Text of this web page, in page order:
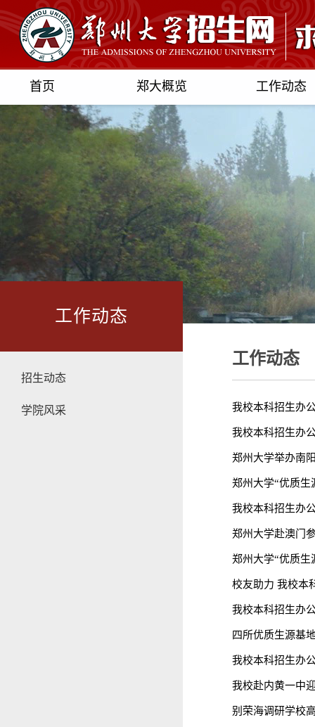
首页 郑大概览 工作动态
工作动态
招生动态
学院风采
工作动态
我校本科招生办
我校本科招生办
郑州大学举办南
郑州大学“优质生
我校本科招生办
郑州大学赴澳门
郑州大学“优质生
校友助力 我校本
我校本科招生办
四所优质生源基
我校本科招生办
我校赴内黄一中
别荣海调研学校